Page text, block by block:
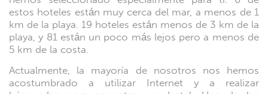
estos hoteles están muy cerca del mar, a menos de 1
km de la playa. 19 hoteles están menos de 3 km de la
playa, y 81 están un poco más lejos pero a menos de
5 km de la costa.
Actualmente, la mayoría de nosotros nos hemos
acostumbrado a utilizar Internet y a realizar